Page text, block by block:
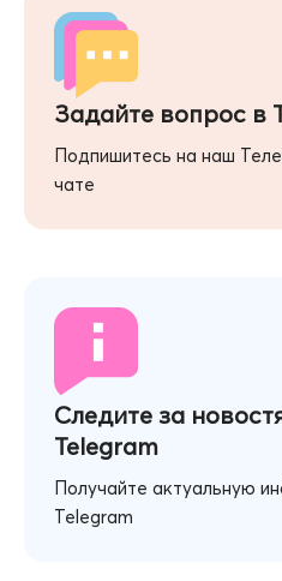
Задайте вопрос в
Подпишитесь на наш
чате
Следите за
Telegram
Получайте актуальную
Telegram